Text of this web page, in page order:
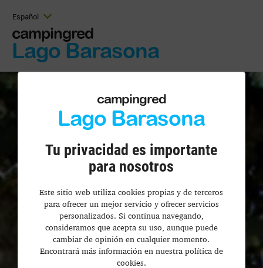
Español
campingred
Lago Barasona
campingred
Lago Barasona
Tu privacidad es importante
para nosotros
Este sitio web utiliza cookies propias y de terceros
para ofrecer un mejor servicio y ofrecer servicios
personalizados. Si continua navegando,
consideramos que acepta su uso, aunque puede
cambiar de opinión en cualquier momento.
Encontrará más información en nuestra política de
cookies.